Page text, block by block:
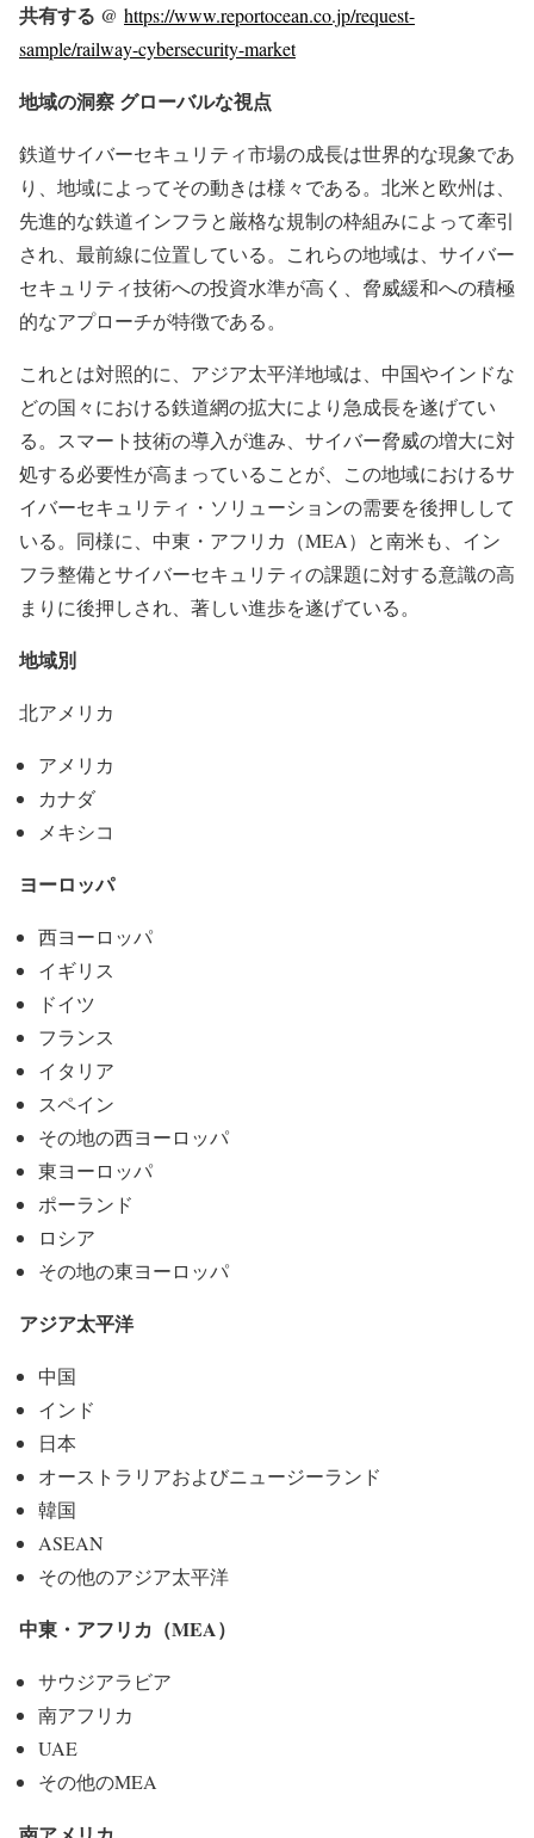
共有する @ https://www.reportocean.co.jp/request-
sample/railway-cybersecurity-market
地域の洞察 グローバルな視点
鉄道サイバーセキュリティ市場の成長は世界的な現象であ
り、地域によってその動きは様々である。北米と欧州は、
先進的な鉄道インフラと厳格な規制の枠組みによって牽引
され、最前線に位置している。これらの地域は、サイバー
セキュリティ技術への投資水準が高く、脅威緩和への積極
的なアプローチが特徴である。
これとは対照的に、アジア太平洋地域は、中国やインドな
どの国々における鉄道網の拡大により急成長を遂げてい
る。スマート技術の導入が進み、サイバー脅威の増大に対
処する必要性が高まっていることが、この地域におけるサ
イバーセキュリティ・ソリューションの需要を後押しして
いる。同様に、中東・アフリカ（MEA）と南米も、イン
フラ整備とサイバーセキュリティの課題に対する意識の高
まりに後押しされ、著しい進歩を遂げている。
地域別
北アメリカ
アメリカ
カナダ
メキシコ
ヨーロッパ
西ヨーロッパ
イギリス
ドイツ
フランス
イタリア
スペイン
その地の西ヨーロッパ
東ヨーロッパ
ポーランド
ロシア
その地の東ヨーロッパ
アジア太平洋
中国
インド
日本
オーストラリアおよびニュージーランド
韓国
ASEAN
その他のアジア太平洋
中東・アフリカ（MEA）
サウジアラビア
南アフリカ
UAE
その他のMEA